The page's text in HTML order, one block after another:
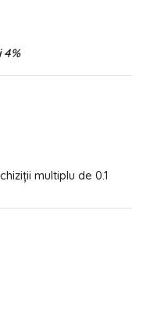
4%
multiplu de 0.1